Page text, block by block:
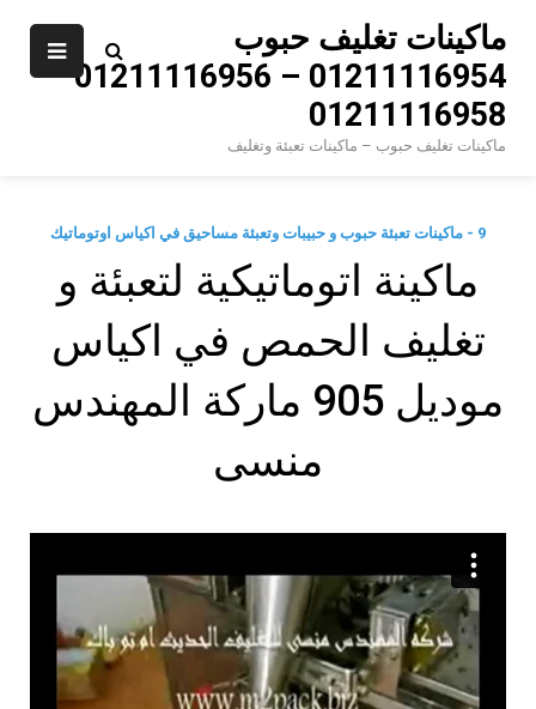
content
ماكينات تغليف حبوب
01211116954 – 01211116956 –
01211116958
ماكينات تغليف حبوب – ماكينات تعبئة وتغليف
9 - ماكينات تعبئة حبوب و حبيبات وتعبئة مساحيق في اكياس اوتوماتيك
‫ماكينة اتوماتيكية لتعبئة و
تغليف الحمص في اكياس
موديل 905 ماركة المهندس